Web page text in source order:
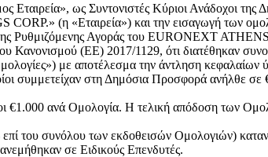
ως Συντονιστές Κύριοι Ανάδοχοι της
(η «Εταιρεία») και την εισαγωγή των
Ρυθμιζόμενης Αγοράς του EURONEXT
(ΕΕ) 2017/1129, ότι διατέθηκαν
με αποτέλεσμα την άντληση κεφαλαίων
συμμετείχαν στη Δημόσια Προσφορά ανήλθε
€1.000 ανά Ομολογία. Η τελική απόδοση των
του συνόλου των εκδοθεισών Ομολογιών)
σε Ειδικούς Επενδυτές.